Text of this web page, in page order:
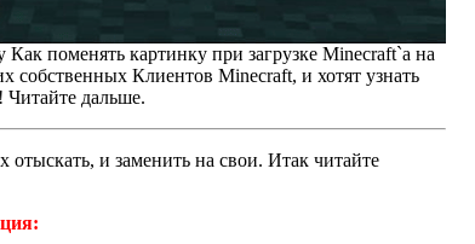
поменять картинку при загрузке Minecraft`a на
Клиентов Minecraft, и хотят узнать
Читайте дальше.
и заменить на свои. Итак читайте